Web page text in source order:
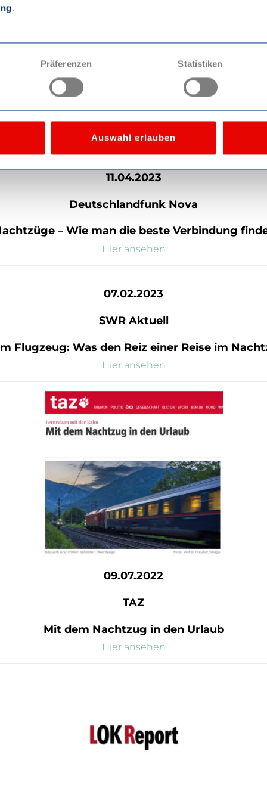
.
Präferenzen Statistiken
Auswahl erlauben
Süddeutsche Zeitung
Doch, es gibt Nachtzüge
Hier ansehen
11.04.2023
Deutschlandfunk Nova
– Wie man die beste Verbindung
Hier ansehen
07.02.2023
SWR Aktuell
Flugzeug: Was den Reiz einer Reise im
Hier ansehen
09.07.2022
TAZ
Mit dem Nachtzug in den Urlaub
Hier ansehen